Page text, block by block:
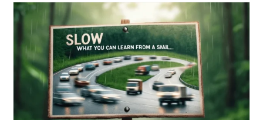
Die
Kunst
Des
Nein-
Sagens
In
Einer
Welt
Voller
Ablenkungen